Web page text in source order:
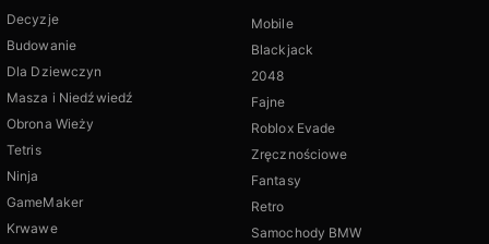
Decyzje
Budowanie
Dla Dziewczyn
Masza i Niedźwiedź
Obrona Wieży
Tetris
Ninja
GameMaker
Krwawe
Mobile
Blackjack
2048
Fajne
Roblox Evade
Zręcznościowe
Fantasy
Retro
Samochody BMW